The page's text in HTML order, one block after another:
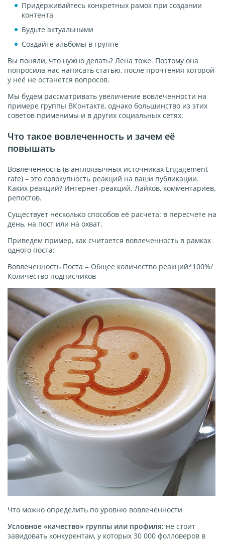
Придерживайтесь конкретных рамок при создании
контента
Будьте актуальными
Создайте альбомы в группе
Вы поняли, что нужно делать? Лена тоже. Поэтому она
попросила нас написать статью, после прочтения которой
у неё не останется вопросов.
Мы будем рассматривать увеличение вовлеченности на
примере группы ВКонтакте, однако большинство из этих
советов применимы и в других социальных сетях.
Что такое вовлеченность и зачем её
повышать
Вовлеченность (в англоязычных источниках Engagement
rate) – это совокупность реакций на ваши публикации.
Каких реакций? Интернет-реакций. Лайков, комментариев,
репостов.
Существует несколько способов её расчета: в пересчете на
день, на пост или на охват.
Приведем пример, как считается вовлеченность в рамках
одного поста:
Вовлеченность Поста = Общее количество реакций*100%/
Количество подписчиков
Что можно определить по уровню вовлеченности
Условное «качество» группы или профиля: не стоит
завидовать конкурентам, у которых 30 000 фолловеров в